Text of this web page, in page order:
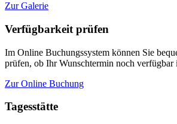
Zur Galerie
Verfügbarkeit prüfen
Im Online Buchungssystem können Sie
prüfen, ob Ihr Wunschtermin noch verfügbar
Zur Online Buchung
Tagesstätte